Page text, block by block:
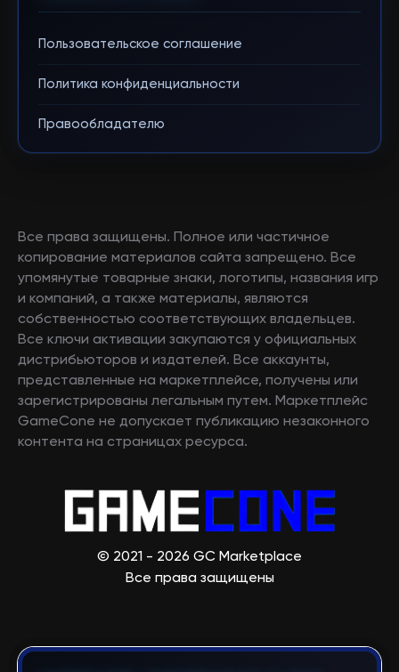
Пользовательское соглашение
Политика конфиденциальности
Правообладателю
Все права защищены. Полное или частичное
копирование материалов сайта запрещено. Все
упомянутые товарные знаки, логотипы, названия игр
и компаний, а также материалы, являются
собственностью соответствующих владельцев.
Все ключи активации закупаются у официальных
дистрибьюторов и издателей. Все аккаунты,
представленные на маркетплейсе, получены или
зарегистрированы легальным путем. Маркетплейс
GameCone не допускает публикацию незаконного
контента на страницах ресурса.
© 2021 - 2026 GC Marketplace
Все права защищены